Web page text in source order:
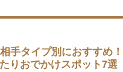
手タイプ別におすすめ
りおでかけスポット7選